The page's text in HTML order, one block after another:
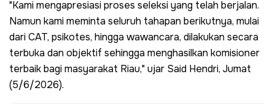
"Kami mengapresiasi proses seleksi yang telah berjalan.
Namun kami meminta seluruh tahapan berikutnya, mulai
dari CAT, psikotes, hingga wawancara, dilakukan secara
terbuka dan objektif sehingga menghasilkan komisioner
terbaik bagi masyarakat Riau," ujar Said Hendri, Jumat
(5/6/2026).